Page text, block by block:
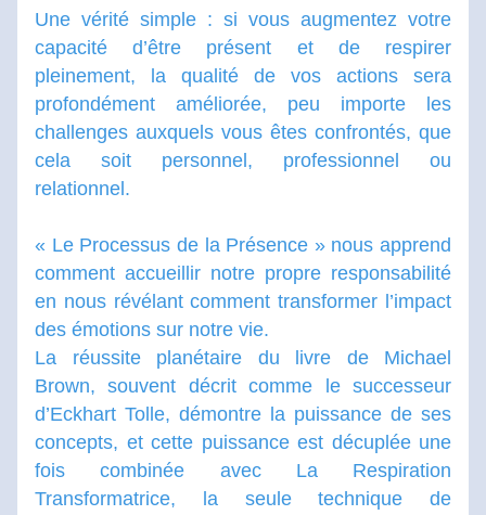
Une vérité simple : si vous augmentez votre
capacité d’être présent et de respirer
pleinement, la qualité de vos actions sera
profondément améliorée, peu importe les
challenges auxquels vous êtes confrontés, que
cela soit personnel, professionnel ou
relationnel.
« Le Processus de la Présence » nous apprend
comment accueillir notre propre responsabilité
en nous révélant comment transformer l’impact
des émotions sur notre vie.
La réussite planétaire du livre de Michael
Brown, souvent décrit comme le successeur
d’Eckhart Tolle, démontre la puissance de ses
concepts, et cette puissance est décuplée une
fois combinée avec La Respiration
Transformatrice, la seule technique de